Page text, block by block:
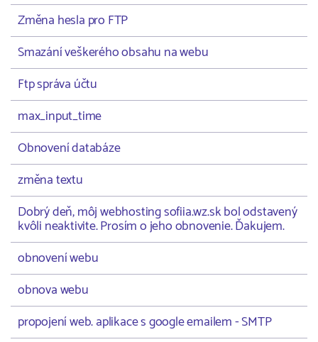
Změna hesla pro FTP
Smazání veškerého obsahu na webu
Ftp správa účtu
max_input_time
Obnovení databáze
změna textu
Dobrý deň, môj webhosting sofiia.wz.sk bol odstavený
kvôli neaktivite. Prosím o jeho obnovenie. Ďakujem.
obnovení webu
obnova webu
propojení web. aplikace s google emailem - SMTP